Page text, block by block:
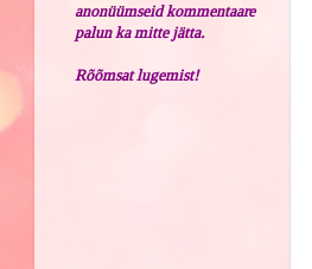
anonüümseid kommentaare
palun ka mitte jätta.
Rõõmsat lugemist!